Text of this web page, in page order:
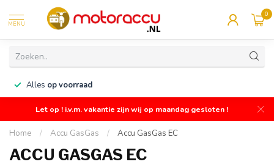
MENU
0
Alles op voorraad
Let op ! i.v.m. vakantie zijn wij op maandag gesloten !
Home / Accu GasGas / Accu GasGas EC
ACCU GASGAS EC